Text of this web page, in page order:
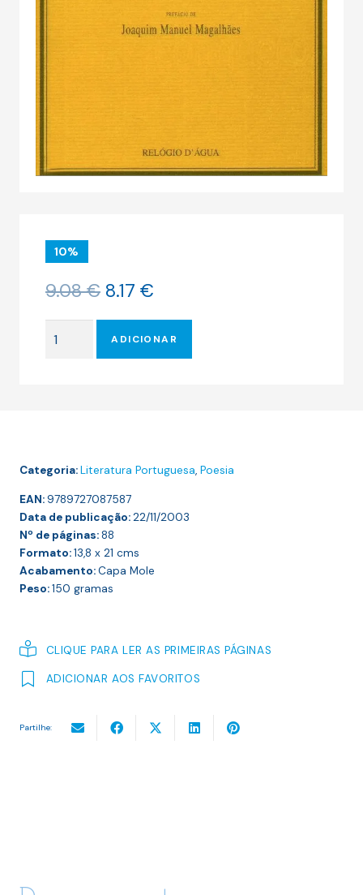
10%
9.08€ O
original
era:
9.08 €.
8.17 €
atual
é:
8.17 €.
ADICIONAR
Categoria:Literatura Portuguesa, Poesia
EAN:9789727087587
Data de publicação:22/11/2003
Nº de páginas:88
Formato:13,8 x 21 cms
Acabamento:Capa Mole
Peso:150 gramas
CLIQUE PARA LER AS PRIMEIRAS PÁGINAS
ADICIONAR AOS FAVORITOS
Partilhe: